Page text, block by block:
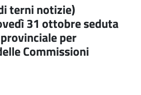
terni notizie)
31 ottobre seduta
per
Commissioni